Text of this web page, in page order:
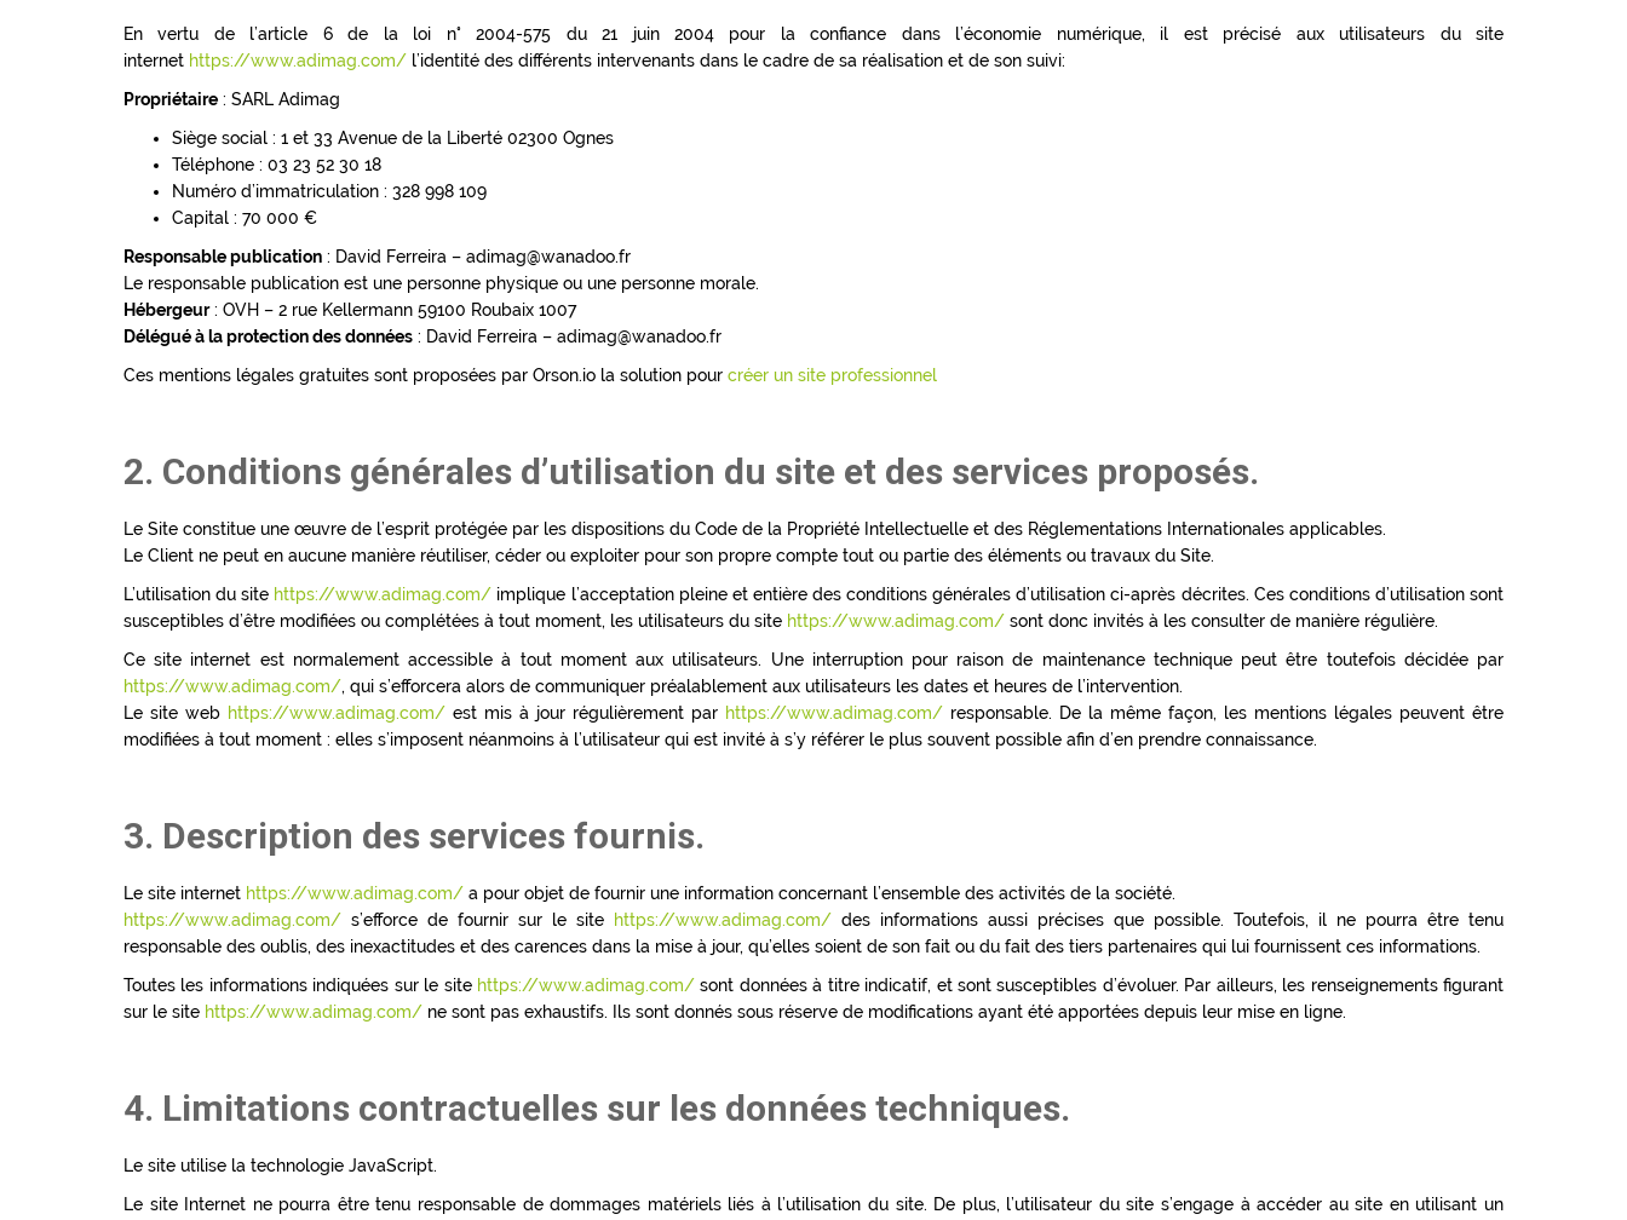
En vertu de l’article 6 de la loi n° 2004-575 du 21 juin 2004 pour la confiance dans l’économie numérique, il est précisé aux utilisateurs du site
internet https://www.adimag.com/ l’identité des différents intervenants dans le cadre de sa réalisation et de son suivi:
Propriétaire : SARL Adimag
Siège social : 1 et 33 Avenue de la Liberté 02300 Ognes
Téléphone : 03 23 52 30 18
Numéro d’immatriculation : 328 998 109
Capital : 70 000 €
Responsable publication : David Ferreira – adimag@wanadoo.fr
Le responsable publication est une personne physique ou une personne morale.
Hébergeur: OVH – 2 rue Kellermann 59100 Roubaix 1007
Délégué à la protection des données : David Ferreira – adimag@wanadoo.fr
Ces mentions légales gratuites sont proposées par Orson.io la solution pour créer un site professionnel
2. Conditions générales d’utilisation du site et des services proposés.
Le Site constitue une œuvre de l’esprit protégée par les dispositions du Code de la Propriété Intellectuelle et des Réglementations Internationales applicables.
Le Client ne peut en aucune manière réutiliser, céder ou exploiter pour son propre compte tout ou partie des éléments ou travaux du Site.
L’utilisation du site https://www.adimag.com/ implique l’acceptation pleine et entière des conditions générales d’utilisation ci-après décrites. Ces conditions d’utilisation sont
susceptibles d’être modifiées ou complétées à tout moment, les utilisateurs du site https://www.adimag.com/ sont donc invités à les consulter de manière régulière.
Ce site internet est normalement accessible à tout moment aux utilisateurs. Une interruption pour raison de maintenance technique peut être toutefois décidée par
https://www.adimag.com/, qui s’efforcera alors de communiquer préalablement aux utilisateurs les dates et heures de l’intervention.
Le site web https://www.adimag.com/ est mis à jour régulièrement par https://www.adimag.com/ responsable. De la même façon, les mentions légales peuvent être
modifiées à tout moment : elles s’imposent néanmoins à l’utilisateur qui est invité à s’y référer le plus souvent possible afin d’en prendre connaissance.
3. Description des services fournis.
Le site internet https://www.adimag.com/ a pour objet de fournir une information concernant l’ensemble des activités de la société.
https://www.adimag.com/ s’efforce de fournir sur le site https://www.adimag.com/ des informations aussi précises que possible. Toutefois, il ne pourra être tenu
responsable des oublis, des inexactitudes et des carences dans la mise à jour, qu’elles soient de son fait ou du fait des tiers partenaires qui lui fournissent ces informations.
Toutes les informations indiquées sur le site https://www.adimag.com/ sont données à titre indicatif, et sont susceptibles d’évoluer. Par ailleurs, les renseignements figurant
sur le site https://www.adimag.com/ ne sont pas exhaustifs. Ils sont donnés sous réserve de modifications ayant été apportées depuis leur mise en ligne.
4. Limitations contractuelles sur les données techniques.
Le site utilise la technologie JavaScript.
Le site Internet ne pourra être tenu responsable de dommages matériels liés à l’utilisation du site. De plus, l’utilisateur du site s’engage à accéder au site en utilisant un